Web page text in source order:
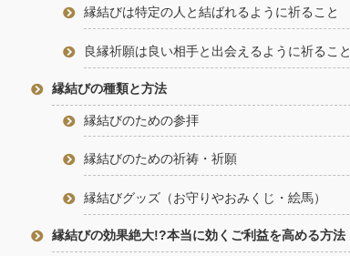
縁結びは特定の人と結ばれるように祈ること
良縁祈願は良い相手と出会えるように祈ること
縁結びの種類と方法
縁結びのための参拝
縁結びのための祈祷・祈願
縁結びグッズ（お守りやおみくじ・絵馬）
縁結びの効果絶大!?本当に効くご利益を高める方法